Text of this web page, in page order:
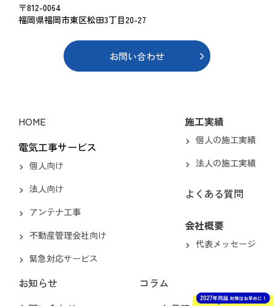
〒812-0064
福岡県福岡市東区松田3丁目20-27
お問い合わせ
HOME
電気工事サービス
個人向け
法人向け
アンテナ工事
不動産管理会社向け
緊急対応サービス
施工実績
個人の施工実績
法人の施工実績
よくある質問
会社概要
代表メッセージ
お知らせ
コラム